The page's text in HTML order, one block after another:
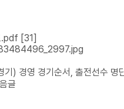
.pdf [31]
) 경영 경기순서, 출전선수 명
글